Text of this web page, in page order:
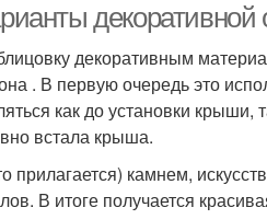
декоративной
декоративным
. В первую очередь это
как до установки крыши,
встала крыша.
прилагается) камнем,
В итоге получается